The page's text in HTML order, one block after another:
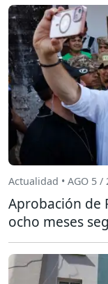
Actualidad • AGO 5 /
Aprobación de
ocho meses